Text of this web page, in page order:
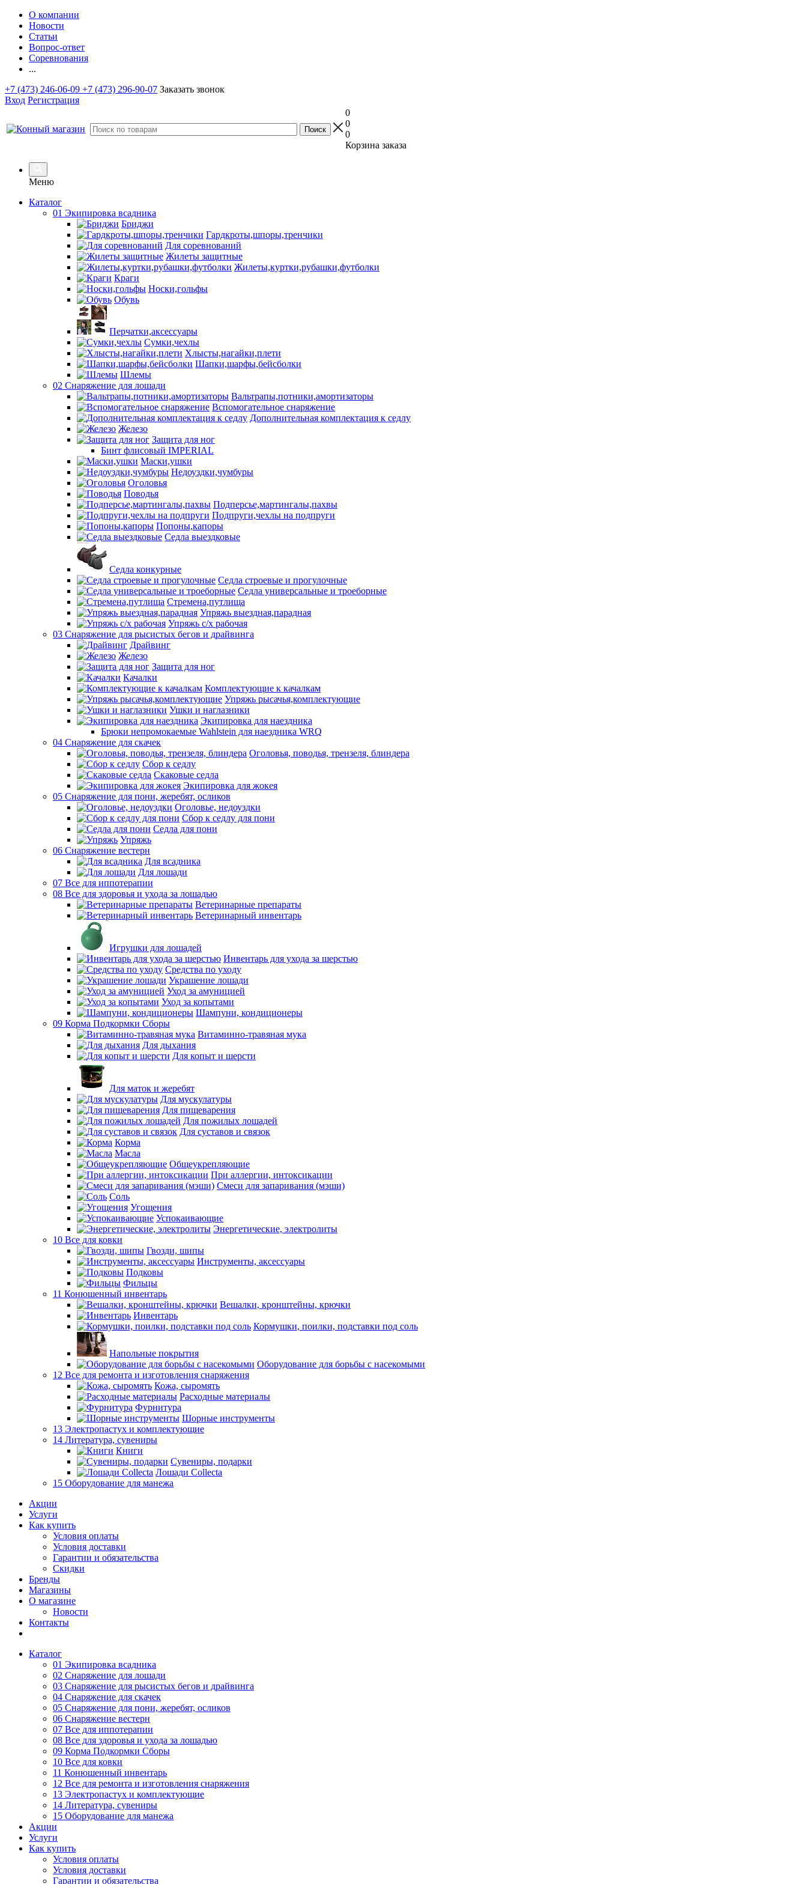
О компании
Новости
Статьи
Вопрос-ответ
Соревнования
...
+7 (473) 246-06-09 +7 (473) 296-90-07 Заказать звонок
Вход Регистрация
0
0
0
Корзина заказа
Меню
Каталог
01 Экипировка всадника
Бриджи
Гардкроты,шпоры,тренчики
Для соревнований
Жилеты защитные
Жилеты,куртки,рубашки,футболки
Краги
Носки,гольфы
Обувь
Перчатки,аксессуары
Сумки,чехлы
Хлысты,нагайки,плети
Шапки,шарфы,бейсболки
Шлемы
02 Снаряжение для лошади
Вальтрапы,потники,амортизаторы
Вспомогательное снаряжение
Дополнительная комплектация к седлу
Железо
Защита для ног
Бинт флисовый IMPERIAL
Маски,ушки
Недоуздки,чумбуры
Оголовья
Поводья
Подперсье,мартингалы,пахвы
Подпруги,чехлы на подпруги
Попоны,капоры
Седла выездковые
Седла конкурные
Седла строевые и прогулочные
Седла универсальные и троеборные
Стремена,путлища
Упряжь выездная,парадная
Упряжь с/х рабочая
03 Снаряжение для рысистых бегов и драйвинга
Драйвинг
Железо
Защита для ног
Качалки
Комплектующие к качалкам
Упряжь рысачья,комплектующие
Ушки и наглазники
Экипировка для наездника
Брюки непромокаемые Wahlstein для наездника WRQ
04 Снаряжение для скачек
Оголовья, поводья, трензеля, блиндера
Сбор к седлу
Скаковые седла
Экипировка для жокея
05 Снаряжение для пони, жеребят, осликов
Оголовье, недоуздки
Сбор к седлу для пони
Седла для пони
Упряжь
06 Снаряжение вестерн
Для всадника
Для лошади
07 Все для иппотерапии
08 Все для здоровья и ухода за лошадью
Ветеринарные препараты
Ветеринарный инвентарь
Игрушки для лошадей
Инвентарь для ухода за шерстью
Средства по уходу
Украшение лошади
Уход за амуницией
Уход за копытами
Шампуни, кондиционеры
09 Корма Подкормки Сборы
Витаминно-травяная мука
Для дыхания
Для копыт и шерсти
Для маток и жеребят
Для мускулатуры
Для пищеварения
Для пожилых лошадей
Для суставов и связок
Корма
Масла
Общеукрепляющие
При аллергии, интоксикации
Смеси для запаривания (мэши)
Соль
Угощения
Успокаивающие
Энергетические, электролиты
10 Все для ковки
Гвозди, шипы
Инструменты, аксессуары
Подковы
Фильцы
11 Конюшенный инвентарь
Вешалки, кронштейны, крючки
Инвентарь
Кормушки, поилки, подставки под соль
Напольные покрытия
Оборудование для борьбы с насекомыми
12 Все для ремонта и изготовления снаряжения
Кожа, сыромять
Расходные материалы
Фурнитура
Шорные инструменты
13 Электропастух и комплектующие
14 Литература, сувениры
Книги
Сувениры, подарки
Лошади Collecta
15 Оборудование для манежа
Акции
Услуги
Как купить
Условия оплаты
Условия доставки
Гарантии и обязательства
Скидки
Бренды
Магазины
О магазине
Новости
Контакты
Каталог
01 Экипировка всадника
02 Снаряжение для лошади
03 Снаряжение для рысистых бегов и драйвинга
04 Снаряжение для скачек
05 Снаряжение для пони, жеребят, осликов
06 Снаряжение вестерн
07 Все для иппотерапии
08 Все для здоровья и ухода за лошадью
09 Корма Подкормки Сборы
10 Все для ковки
11 Конюшенный инвентарь
12 Все для ремонта и изготовления снаряжения
13 Электропастух и комплектующие
14 Литература, сувениры
15 Оборудование для манежа
Акции
Услуги
Как купить
Условия оплаты
Условия доставки
Гарантии и обязательства